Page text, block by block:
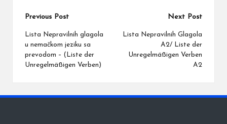
Post
navigation
Previous Post
Lista Nepravilnih glagola
u nemačkom jeziku sa
prevodom – (Liste der
Unregelmäßigen Verben)
Next Post
Lista Nepravilnih Glagola
A2/ Liste der
Unregelmäßigen Verben
A2